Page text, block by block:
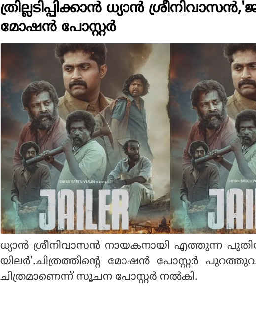
ത്രില്ലടിപ്പിക്കാന്‍ ധ്യാന്‍
മോഷന്‍ പോസ്റ്റര്‍
ധ്യാന്‍ ശ്രീനിവാസന്‍ നായകനായി എത്തുന്ന
യിലര്‍'.ചിത്രത്തിന്റെ മോഷന്‍ പോസ്റ്റര്‍
ചിത്രമാണെന്ന് സൂചന പോസ്റ്റര്‍ നല്‍കി.